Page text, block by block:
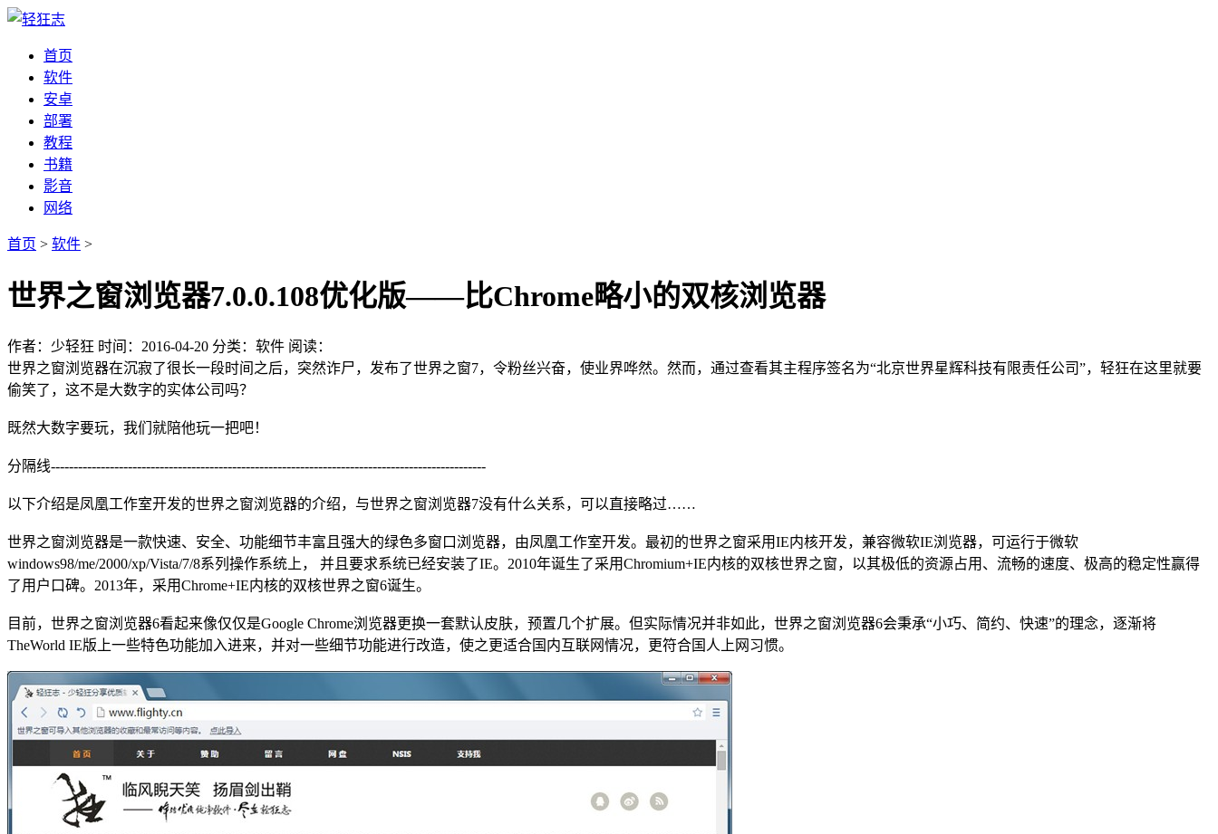
首页
软件
安卓
部署
教程
书籍
影音
网络
首页 > 软件 >
世界之窗浏览器7.0.0.108优化版——比Chrome略小的双核浏览器
作者：少轻狂 时间：2016-04-20 分类：软件 阅读：
世界之窗浏览器在沉寂了很长一段时间之后，突然诈尸，发布了世界之窗7，令粉丝兴奋，使业界哗然。然而，通过查看其主程序签名为“北京世界星辉科技有限责任公司”，轻狂在这里就要
偷笑了，这不是大数字的实体公司吗？
既然大数字要玩，我们就陪他玩一把吧！
分隔线------------------------------------------------------------------------------------------------
以下介绍是凤凰工作室开发的世界之窗浏览器的介绍，与世界之窗浏览器7没有什么关系，可以直接略过……
世界之窗浏览器是一款快速、安全、功能细节丰富且强大的绿色多窗口浏览器，由凤凰工作室开发。最初的世界之窗采用IE内核开发，兼容微软IE浏览器，可运行于微软
windows98/me/2000/xp/Vista/7/8系列操作系统上， 并且要求系统已经安装了IE。2010年诞生了采用Chromium+IE内核的双核世界之窗，以其极低的资源占用、流畅的速度、极高的稳定性赢得
了用户口碑。2013年，采用Chrome+IE内核的双核世界之窗6诞生。
目前，世界之窗浏览器6看起来像仅仅是Google Chrome浏览器更换一套默认皮肤，预置几个扩展。但实际情况并非如此，世界之窗浏览器6会秉承“小巧、简约、快速”的理念，逐渐将
TheWorld IE版上一些特色功能加入进来，并对一些细节功能进行改造，使之更适合国内互联网情况，更符合国人上网习惯。